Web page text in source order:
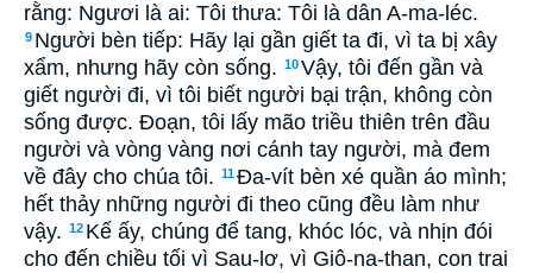
rằng: Ngươi là ai: Tôi thưa: Tôi là dân A-ma-léc.
9 Người bèn tiếp: Hãy lại gần giết ta đi, vì ta bị xây
xẩm, nhưng hãy còn sống. 10Vậy, tôi đến gần và
giết người đi, vì tôi biết người bại trận, không còn
sống được. Ðoạn, tôi lấy mão triều thiên trên đầu
người và vòng vàng nơi cánh tay người, mà đem
về đây cho chúa tôi. 11Ða-vít bèn xé quần áo mình;
hết thảy những người đi theo cũng đều làm như
vậy. 12 Kế ấy, chúng để tang, khóc lóc, và nhịn đói
cho đến chiều tối vì Sau-lơ, vì Giô-na-than, con trai